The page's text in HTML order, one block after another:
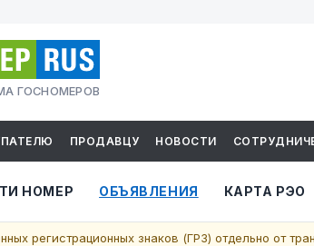
ГОСНОМЕРОВ
ПРОДАВЦУ НОВОСТИ
НОМЕР ОБЪЯВЛЕНИЯ КАРТА РЭО
регистрационных знаков (ГРЗ) отдельно от